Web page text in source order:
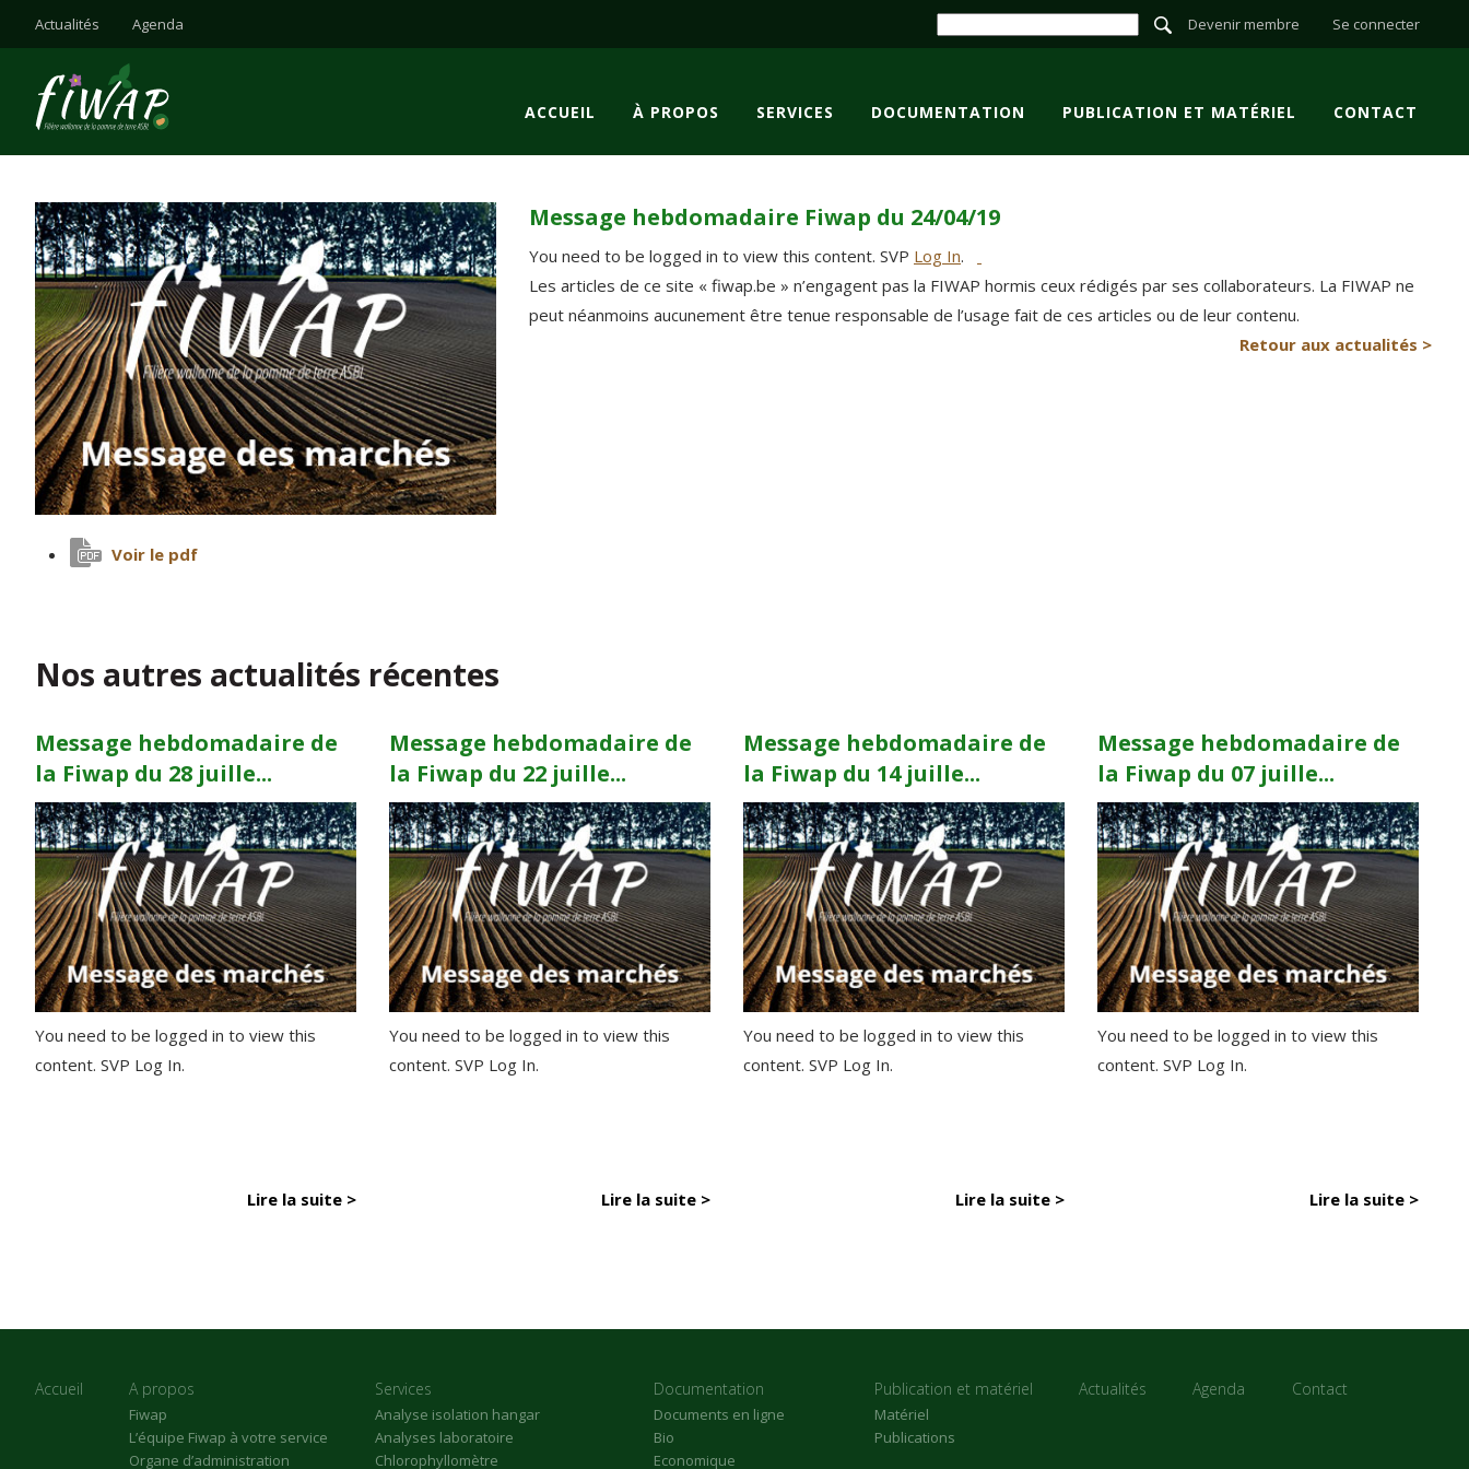
Actualités Agenda Devenir membre Se connecter
ACCUEIL À PROPOS SERVICES DOCUMENTATION PUBLICATION ET MATÉRIEL CONTACT
Voir le pdf
Message hebdomadaire Fiwap du 24/04/19
You need to be logged in to view this content. SVP Log In.
Les articles de ce site « fiwap.be » n’engagent pas la FIWAP hormis ceux rédigés par ses collaborateurs. La FIWAP ne
peut néanmoins aucunement être tenue responsable de l’usage fait de ces articles ou de leur contenu.
Retour aux actualités >
Nos autres actualités récentes
Message hebdomadaire de
la Fiwap du 28 juille...
You need to be logged in to view this
content. SVP Log In.
Lire la suite >
Message hebdomadaire de
la Fiwap du 22 juille...
You need to be logged in to view this
content. SVP Log In.
Lire la suite >
Message hebdomadaire de
la Fiwap du 14 juille...
You need to be logged in to view this
content. SVP Log In.
Lire la suite >
Message hebdomadaire de
la Fiwap du 07 juille...
You need to be logged in to view this
content. SVP Log In.
Lire la suite >
Accueil A propos
Fiwap
L’équipe Fiwap à votre service
Organe d’administration
Services
Analyse isolation hangar
Analyses laboratoire
Chlorophyllomètre
Documentation
Documents en ligne
Bio
Economique
Publication et matériel
Matériel
Publications
Actualités Agenda Contact